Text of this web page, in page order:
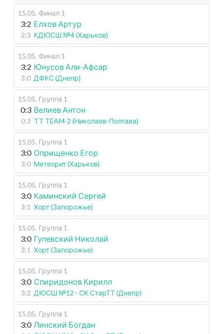
15.05. Финал 1
3:2 Елхов Артур
2:3 КДЮСШ №4 (Харьков)
15.05. Финал 1
3:2 Юнусов Али-Афсар
3:0 ДФКС (Днепр)
15.05. Группа 1
0:3 Велиев Антон
0:3 TT TEAM-2 (Николаев-Полтава)
15.05. Группа 1
3:0 Оприщенко Егор
3:0 Метеорит (Харьков)
15.05. Группа 1
3:0 Каминский Сергей
3:1 Хорт (Запорожье)
15.05. Группа 1
3:0 Гулевский Николай
3:1 Хорт (Запорожье)
15.05. Группа 1
3:0 Спиридонов Кирилл
3:2 ДЮСШ №12 - СК СтарТТ (Днепр)
15.05. Группа 1
3:0 Линский Богдан